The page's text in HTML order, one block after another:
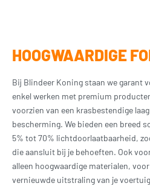
HOOGWAARDIGE
Bij Blindeer Koning staan we garant
enkel werken met premium
voorzien van een krasbestendige
bescherming. We bieden een breed
5% tot 70% lichtdoorlaatbaarheid,
die aansluit bij je behoeften. Ook
alleen hoogwaardige materialen,
vernieuwde uitstraling van je